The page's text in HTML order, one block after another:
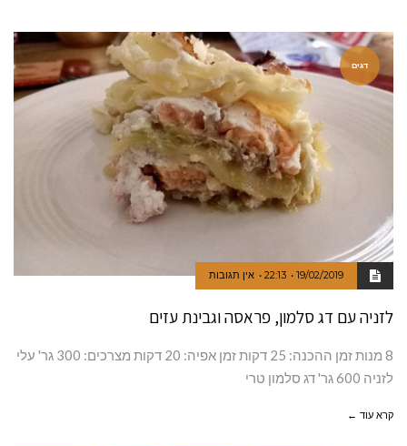
דגים
19/02/2019
22:13 אין תגובות
לזניה עם דג סלמון, פראסה וגבינת עזים
8 מנות זמן ההכנה: 25 דקות זמן אפיה: 20 דקות מצרכים: 300 גר' עלי
לזניה 600 גר' דג סלמון טרי
קרא עוד ←